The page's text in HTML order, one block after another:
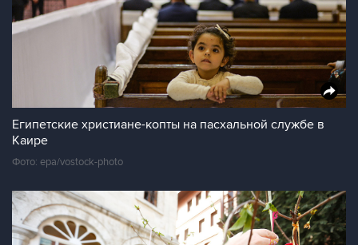
Египетские христиане-копты на пасхальной службе в
Каире
Фото: epa/vostock-photo